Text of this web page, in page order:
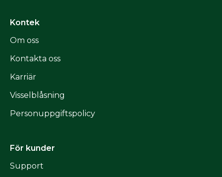
Kontek
Om oss
Kontakta oss
Karriär
Visselblåsning
Personuppgiftspolicy
För kunder
Support